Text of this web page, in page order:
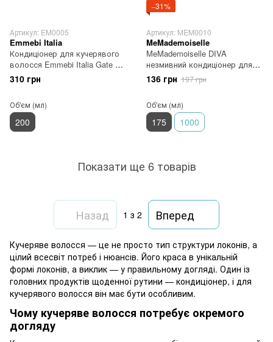
Артикул: EM0005
Emmebi Italia
Кондиціонер для кучерявого
волосся Emmebi Italia Gate 33
Oliva Bio Curls Conditioner 200
мл
310 грн
Об'єм (мл)
200
−31%
Артикул: MEM0010
MeMademoiselle
MeMademoiselle DIVA
незмивний кондиціонер для
кучерявого волосся 175 мл
136 грн 197 грн
Об'єм (мл)
175 1000
Показати ще 6 товарів
Назад 1 з 2 Вперед
Кучеряве волосся — це не просто тип структури локонів, а
цілий всесвіт потреб і нюансів. Його краса в унікальній
формі локонів, а виклик — у правильному догляді. Один із
головних продуктів щоденної рутини — кондиціонер, і для
кучерявого волосся він має бути особливим.
Чому кучеряве волосся потребує окремого
догляду